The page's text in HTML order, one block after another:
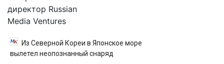
директор Russian
Media Ventures
Из Северной Кореи в Японское море
вылетел неопознанный снаряд